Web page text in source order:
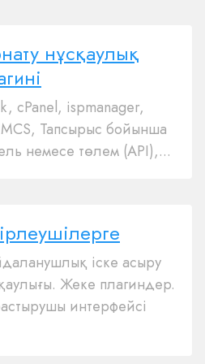
нұсқаулық
cPanel, ispmanager,
Тапсырыс бойынша
немесе төлем (API),...
іске асыру
Жеке плагиндер.
интерфейсі